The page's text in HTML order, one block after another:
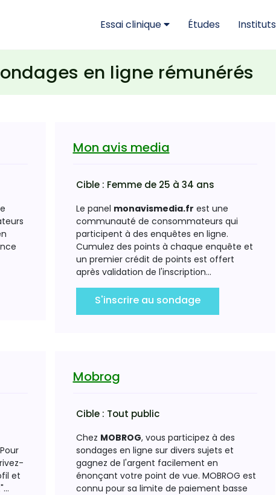
Essai clinique Études Instituts
en ligne rémunérés
Mon avis media
Cible : Femme de 25 à 34 ans
Le panel monavismedia.fr est une
communauté de consommateurs qui
participent à des enquêtes en ligne.
Cumulez des points à chaque enquête et
un premier crédit de points est offert
après validation de l'inscription...
S'inscrire au sondage
et
Mobrog
Cible : Tout public
Chez MOBROG, vous participez à des
sondages en ligne sur divers sujets et
gagnez de l'argent facilement en
énonçant votre point de vue. MOBROG est
connu pour sa limite de paiement basse